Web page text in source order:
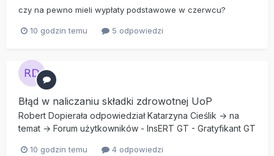
czy na pewno mieli wypłaty podstawowe w czerwcu?
10 godzin temu 5 odpowiedzi
Błąd w naliczaniu składki zdrowotnej UoP
Robert Dopierała odpowiedziałKatarzyna Cieślik → na
temat → Forum użytkowników - InsERT GT - Gratyfikant GT
10 godzin temu 4 odpowiedzi